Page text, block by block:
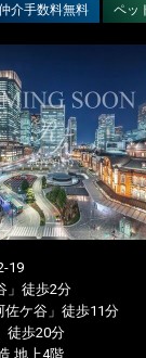
介手数料無料 ペッ
19
」徒歩2分
佐ケ谷」徒歩11分
徒歩20分
地上4階